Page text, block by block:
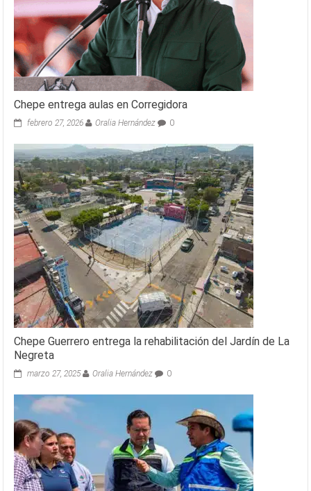
Chepe entrega aulas en Corregidora
febrero 27, 2026 Oralia Hernández 0
Chepe Guerrero entrega la rehabilitación del Jardín de La
Negreta
marzo 27, 2025 Oralia Hernández 0